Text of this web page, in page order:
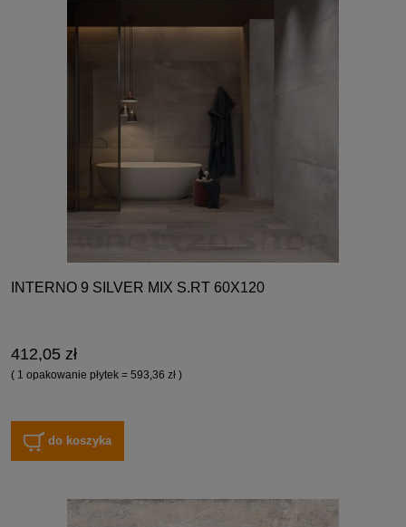
INTERNO 9 SILVER MIX S.RT 60X120
412,05 zł
( 1 opakowanie płytek = 593,36 zł )
do koszyka